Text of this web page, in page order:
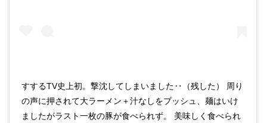
すするTV史上初。撃沈してしまいました‥（残した） 周り
の声に押されて大ラーメン＋汁なしをプッシュ、麺はいけ
ましたがラスト一枚の豚が食べられず。 美味しく食べられ